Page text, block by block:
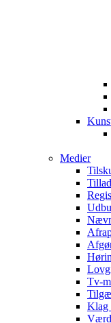
Medier
Tv-
Klag